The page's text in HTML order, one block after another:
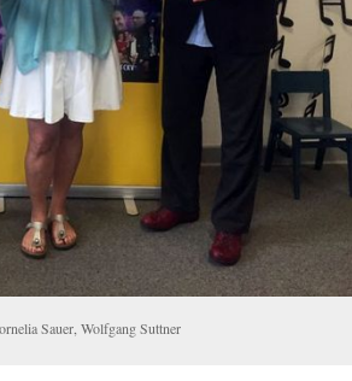
Sauer, Wolfgang Suttner